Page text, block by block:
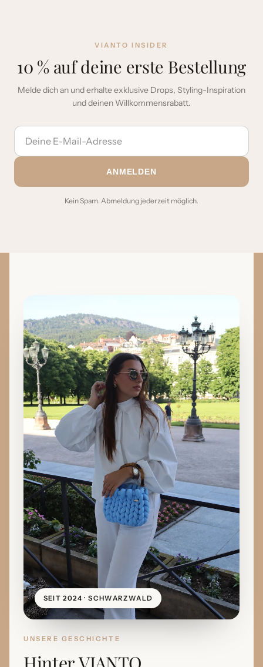
VIANTO INSIDER
10 % auf deine erste Bestellung
Melde dich an und erhalte exklusive Drops, Styling-Inspiration
und deinen Willkommensrabatt.
E-Mail-Adresse
ANMELDEN
Kein Spam. Abmeldung jederzeit möglich.
SEIT 2024 · SCHWARZWALD
UNSERE GESCHICHTE